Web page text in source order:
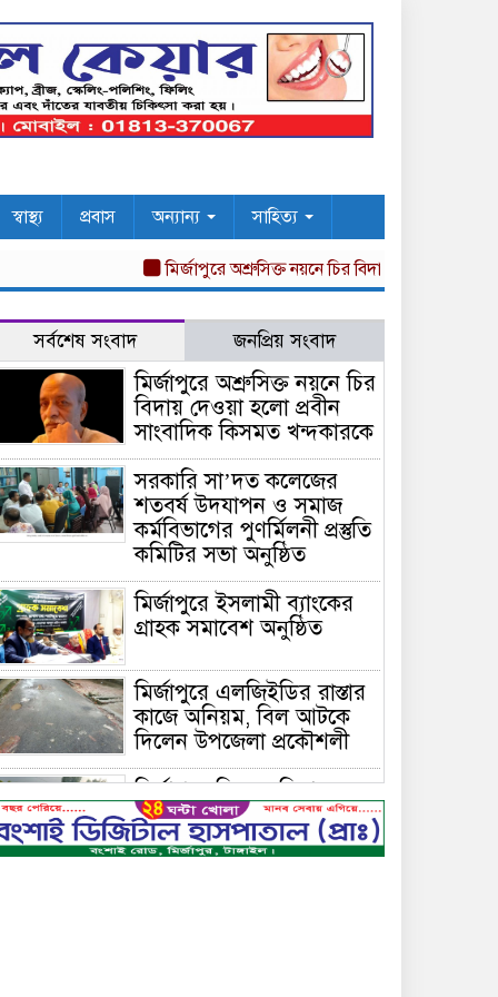
স্বাস্থ্য প্রবাস অন্যান্য সাহিত্য
মির্জাপুরে অশ্রুসিক্ত নয়নে চির বিদায় দেওয়া হলো প্রবীন
সর্বশেষ সংবাদ জনপ্রিয় সংবাদ
মির্জাপুরে অশ্রুসিক্ত নয়নে চির
বিদায় দেওয়া হলো প্রবীন
সাংবাদিক কিসমত খন্দকারকে
সরকারি সা’দত কলেজের
শতবর্ষ উদযাপন ও সমাজ
কর্মবিভাগের পুণর্মিলনী প্রস্তুতি
কমিটির সভা অনুষ্ঠিত
মির্জাপুরে ইসলামী ব্যাংকের
গ্রাহক সমাবেশ অনুষ্ঠিত
মির্জাপুরে এলজিইডির রাস্তার
কাজে অনিয়ম, বিল আটকে
দিলেন উপজেলা প্রকৌশলী
মির্জাপুরে বিলে অভিযান,
অবৈধ চায়না দুয়ারি জাল
ধ্বংস